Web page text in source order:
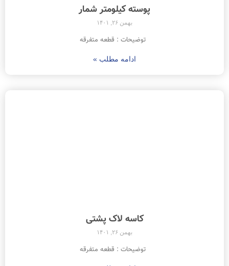
پوسته کیلومتر شمار
بهمن ۲۶, ۱۴۰۱
توضیحات : قطعه متفرقه
ادامه مطلب »
کاسه لاک پشتی
بهمن ۲۶, ۱۴۰۱
توضیحات : قطعه متفرقه